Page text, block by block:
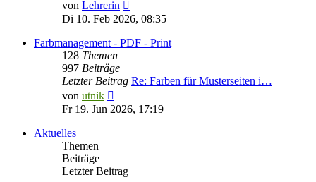
von Lehrerin
Beitrag
Di 10. Feb 2026, 08:35
Farbmanagement - PDF - Print
128 Themen
997 Beiträge
Letzter Beitrag Re: Farben für Musterseiten i…
von utnik
Beitrag
Fr 19. Jun 2026, 17:19
Aktuelles
Themen
Beiträge
Letzter Beitrag